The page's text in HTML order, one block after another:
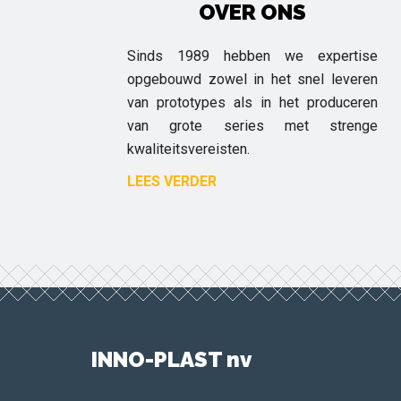
OVER ONS
Sinds 1989 hebben we expertise
opgebouwd zowel in het snel leveren
van prototypes als in het produceren
van grote series met strenge
kwaliteitsvereisten.
LEES VERDER
INNO-PLAST nv